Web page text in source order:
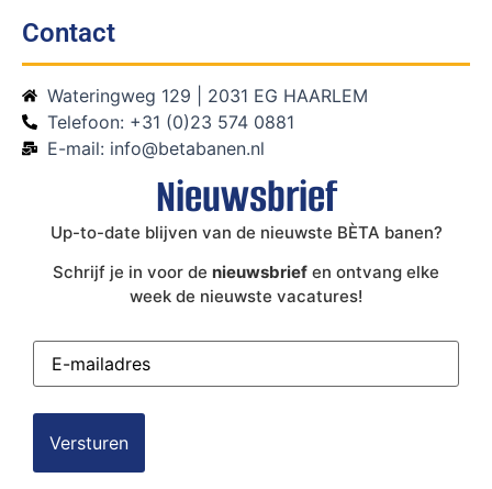
Contact
Wateringweg 129 | 2031 EG HAARLEM
Telefoon: +31 (0)23 574 0881
E-mail: info@betabanen.nl
Nieuwsbrief
Up-to-date blijven van de nieuwste BÈTA banen?
Schrijf je in voor de nieuwsbrief en ontvang elke
week de nieuwste vacatures!
E-
mailadres(Vereist)